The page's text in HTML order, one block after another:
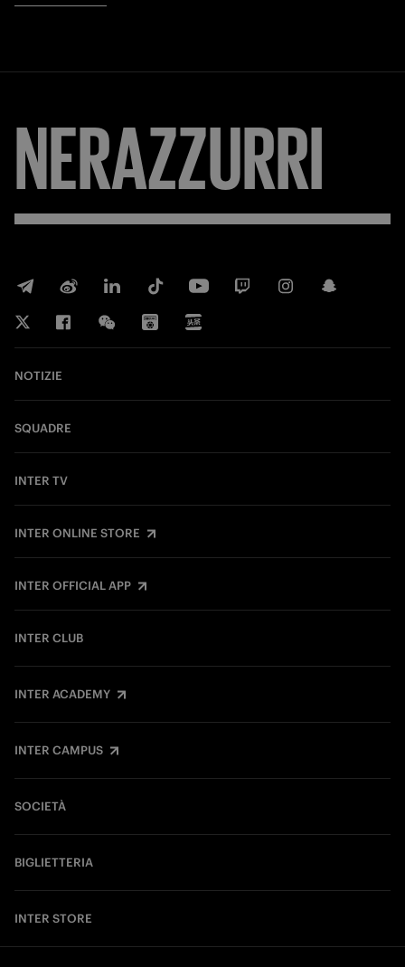
NERAZZURRI
NOTIZIE
SQUADRE
INTER TV
INTER ONLINE STORE
INTER OFFICIAL APP
INTER CLUB
INTER ACADEMY
INTER CAMPUS
SOCIETÀ
BIGLIETTERIA
INTER STORE